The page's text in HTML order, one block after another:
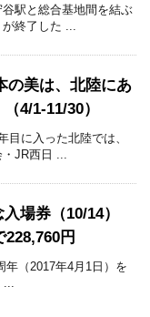
駅と総合基地間を結ぶ
が終了した ...
の美は、北陸にあ
4/1-11/30）
目に入った北陸では、
JR西日 ...
場券（10/14）
円
年（2017年4月1日）を
...